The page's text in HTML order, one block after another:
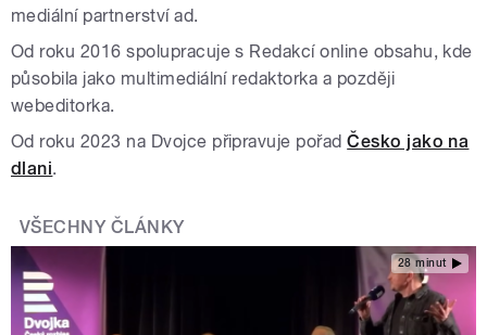
mediální partnerství ad.
Od roku 2016 spolupracuje s Redakcí online obsahu, kde
působila jako multimediální redaktorka a později
webeditorka.
Od roku 2023 na Dvojce připravuje pořadČesko jako na
dlani.
VŠECHNY ČLÁNKY
28 minut